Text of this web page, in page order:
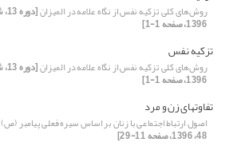
روش‌های کلی تزکیه نفس از نگاه علامه در المیزان
1396، صفحه 1-1]
تزکیه نفس
روش‌های کلی تزکیه نفس از نگاه علامه در المیزان
1396، صفحه 1-1]
تفاوتهای زن و مرد
اصول ارتباط اجتماعی با زنان بر اساس سیره فعلی پیامبر (ص)
48، 1396، صفحه 11-29]